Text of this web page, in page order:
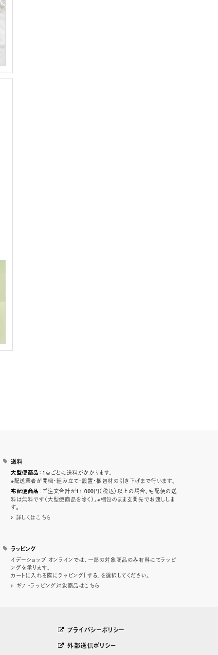
送料
大型便商品 ：1点ごとに送料がかかります。
※配送業者が開梱・組み立て・設置・梱包材の引き下げまで行います。
宅配便商品 ：ご注文合計が11,000円（税込）以上の場合、宅配便の送
料は無料です（大型便商品を除く）。※梱包のまま玄関先でお渡ししま
す。
詳しくはこちら
ラッピング
イデーショップ オンラインでは、一部の対象商品のみ有料にてラッピ
ングを承ります。
カートに入れる際にラッピング「する」を選択してください。
ギフトラッピング対象商品はこちら
プライバシーポリシー
外部送信ポリシー